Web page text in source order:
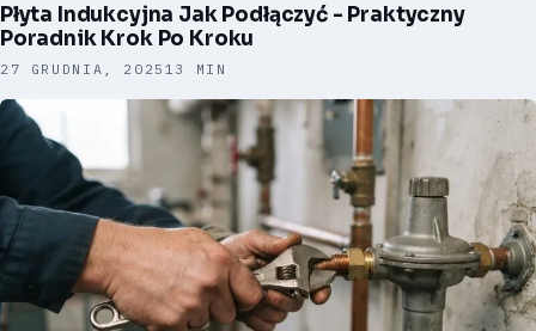
Płyta Indukcyjna Jak Podłączyć - Praktyczny
Poradnik Krok Po Kroku
27 GRUDNIA, 2025 13 MIN